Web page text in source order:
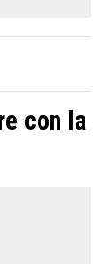
con la